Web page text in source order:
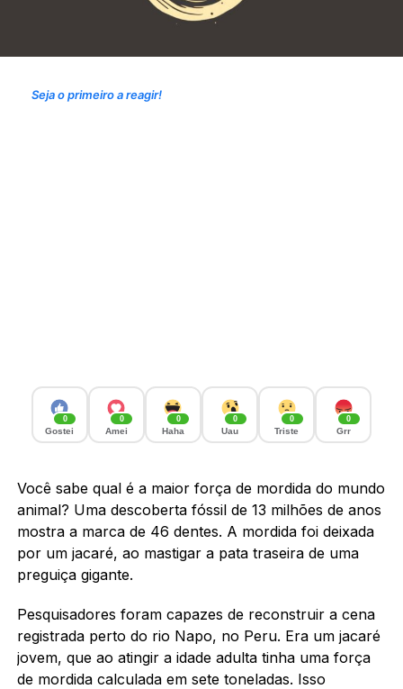
Seja o primeiro a reagir!
0
Gostei
0
Amei
0
Haha
0
Uau
0
Triste
0
Grr
Você sabe qual é a maior força de mordida do mundo
animal? Uma descoberta fóssil de 13 milhões de anos
mostra a marca de 46 dentes. A mordida foi deixada
por um jacaré, ao mastigar a pata traseira de uma
preguiça gigante.
Pesquisadores foram capazes de reconstruir a cena
registrada perto do rio Napo, no Peru. Era um jacaré
jovem, que ao atingir a idade adulta tinha uma força
de mordida calculada em sete toneladas. Isso